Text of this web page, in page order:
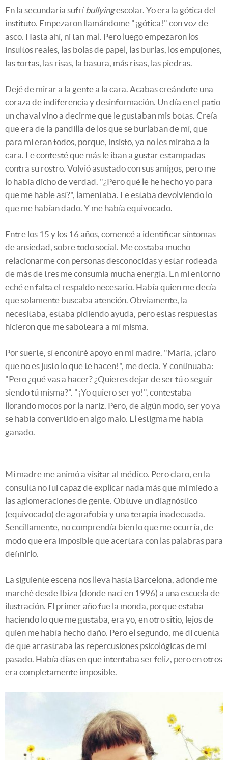
En la secundaria sufríbullyingescolar. Yo era la gótica del
instituto. Empezaron llamándome "¡gótica!" con voz de
asco. Hasta ahí, ni tan mal. Pero luego empezaron los
insultos reales, las bolas de papel, las burlas, los empujones,
las tortas, las risas, la basura, más risas, las piedras.
Dejé de mirar a la gente a la cara. Acabas creándote una
coraza de indiferencia y desinformación. Un día en el patio
un chaval vino a decirme que le gustaban mis botas. Creía
que era de la pandilla de los que se burlaban de mí, que
para mí eran todos, porque, insisto, ya no les miraba a la
cara. Le contesté que más le iban a gustar estampadas
contra su rostro. Volvió asustado con sus amigos, pero me
lo había dicho de verdad. "¿Pero qué le he hecho yo para
que me hable así?", lamentaba. Le estaba devolviendo lo
que me habían dado. Y me había equivocado.
Entre los 15 y los 16 años, comencé a identificar síntomas
de ansiedad, sobre todo social. Me costaba mucho
relacionarme con personas desconocidas y estar rodeada
de más de tres me consumía mucha energía. En mi entorno
eché en falta el respaldo necesario. Había quien me decía
que solamente buscaba atención. Obviamente, la
necesitaba, estaba pidiendo ayuda, pero estas respuestas
hicieron que me saboteara a mí misma.
Por suerte, sí encontré apoyo en mi madre. "María, ¡claro
que no es justo lo que te hacen!", me decía. Y continuaba:
"Pero ¿qué vas a hacer? ¿Quieres dejar de ser tú o seguir
siendo tú misma?". "¡Yo quiero ser yo!", contestaba
llorando mocos por la nariz. Pero, de algún modo, ser yo ya
se había convertido en algo malo. El estigma me había
ganado.
Mi madre me animó a visitar al médico. Pero claro, en la
consulta no fui capaz de explicar nada más que mi miedo a
las aglomeraciones de gente. Obtuve un diagnóstico
(equivocado) de agorafobia y una terapia inadecuada.
Sencillamente, no comprendía bien lo que me ocurría, de
modo que era imposible que acertara con las palabras para
definirlo.
La siguiente escena nos lleva hasta Barcelona, adonde me
marché desde Ibiza (donde nací en 1996) a una escuela de
ilustración. El primer año fue la monda, porque estaba
haciendo lo que me gustaba, era yo, en otro sitio, lejos de
quien me había hecho daño. Pero el segundo, me di cuenta
de que arrastraba las repercusiones psicológicas de mi
pasado. Había días en que intentaba ser feliz, pero en otros
era completamente imposible.